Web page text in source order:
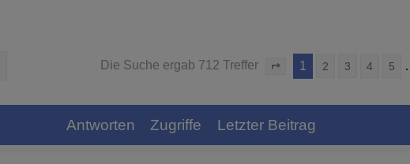
Die Suche ergab 712 Treffer Seite von 15
1 2 3 4 5
Antworten Zugriffe Letzter Beitrag